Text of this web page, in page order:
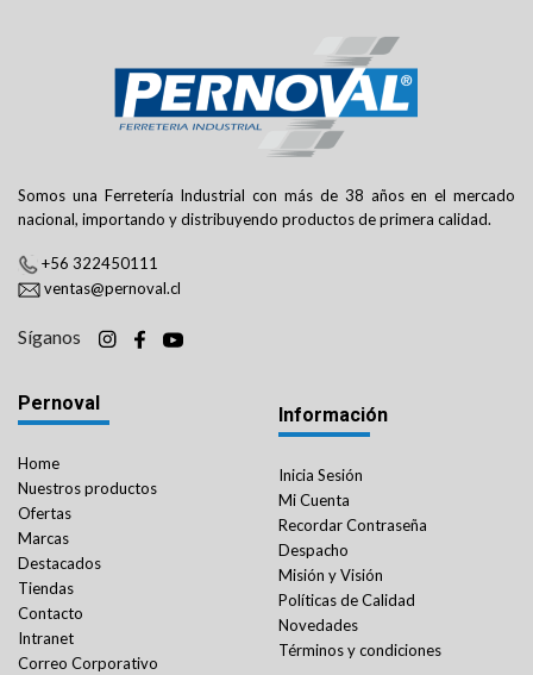
Somos una Ferretería Industrial con más de 38 años en el mercado
nacional, importando y distribuyendo productos de primera calidad.
+56 322450111
ventas@pernoval.cl
Síganos
Pernoval
Home
Nuestros productos
Ofertas
Marcas
Destacados
Tiendas
Contacto
Intranet
Correo Corporativo
Información
Inicia Sesión
Mi Cuenta
Recordar Contraseña
Despacho
Misión y Visión
Políticas de Calidad
Novedades
Términos y condiciones